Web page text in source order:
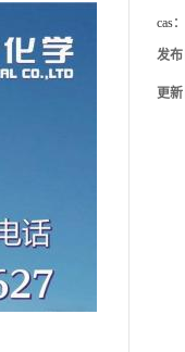
cas：
发布
更新